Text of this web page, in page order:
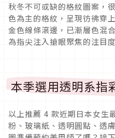
秋冬不可或缺的格紋圖案，
色為主的格紋，呈現彷彿穿
金色線條滾邊，已漸層色混
為指尖注入搶眼聚焦的注目
本季選用透明系指
以上推薦 4 款近期日本女生
粉、玻璃紙、透明圓點、透